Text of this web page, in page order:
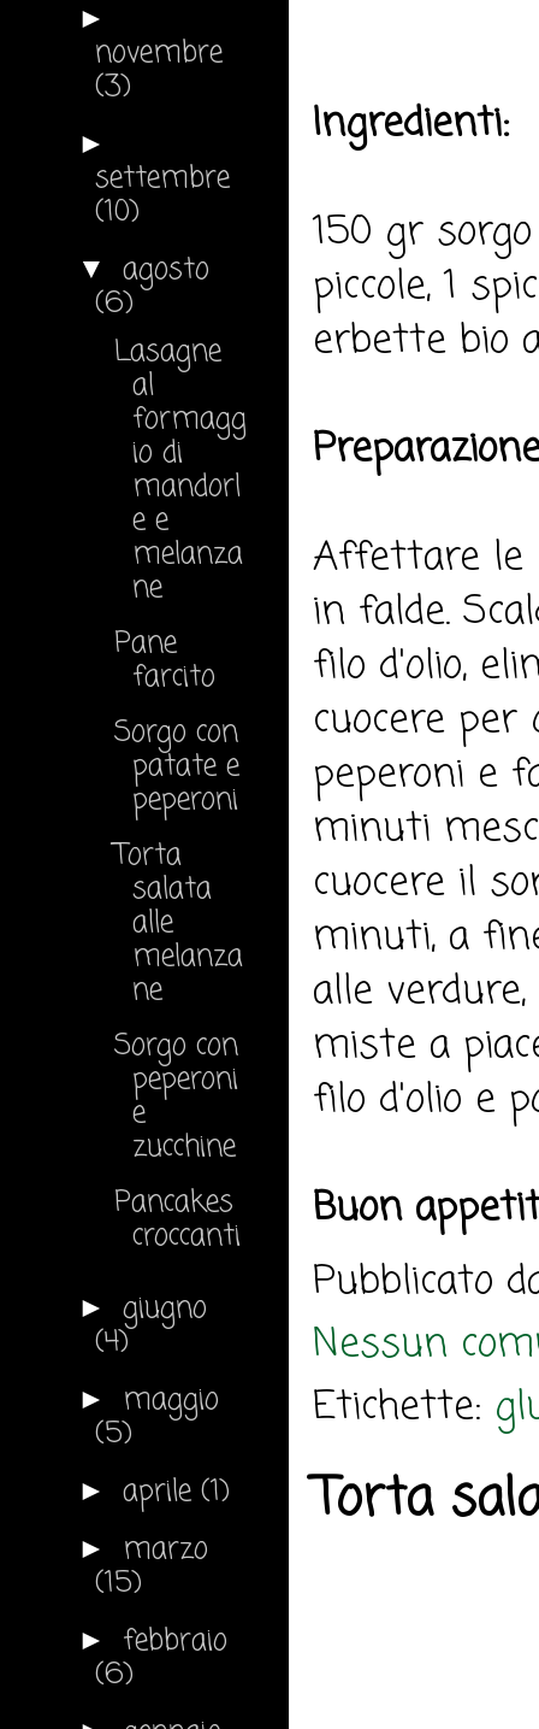
Ingredienti:
150 gr
piccole, 1
erbette bio
Affettare le
in falde.
filo d'olio,
cuocere
peperoni e
minuti
cuocere il
minuti, a
alle
miste a
filo d'olio e
Buon
Pubblicato
Nessun
Etichette:
Torta
►
novembre
(3)
►
settembre
(10)
▼ agosto
(6)
Lasagne
al
formagg
io di
mandorl
e e
melanza
ne
Pane
farcito
Sorgo con
patate e
peperoni
Torta
salata
alle
melanza
ne
Sorgo con
peperoni
e
zucchine
Pancakes
croccanti
► giugno
(4)
► maggio
(5)
► aprile (1)
► marzo
(15)
► febbraio
(6)